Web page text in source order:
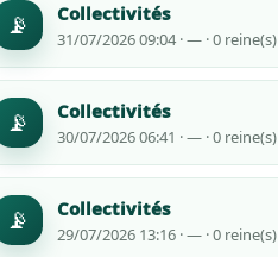
📡 Collectivités
31/07/2026 09:04 · — · 0 reine(s)
📡 Collectivités
30/07/2026 06:41 · — · 0 reine(s)
📡 Collectivités
29/07/2026 13:16 · — · 0 reine(s)